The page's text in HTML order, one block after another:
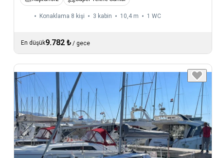
Konaklama 8 kişi 3 kabin 10,4 m 1 WC
En düşük9.782 ₺ / gece